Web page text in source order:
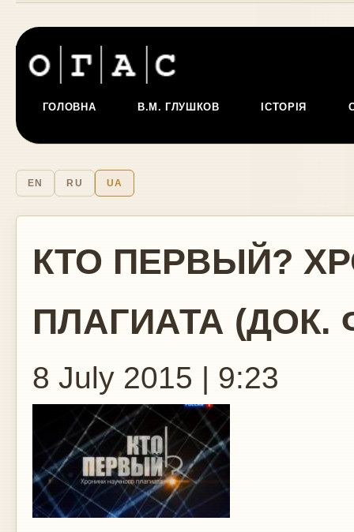
ГОЛОВНА В.М. ГЛУШКОВ ІСТОРІЯ
EN RU UA
КТО ПЕРВЫЙ?
ПЛАГИАТА (ДОК.
8 July 2015 | 9:23